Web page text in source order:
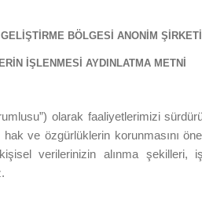
BÖLGESİ ANONİM ŞİRKETİ
İŞLENMESİ AYDINLATMA METNİ
olarak faaliyetlerimizi
ve özgürlüklerin korunmasını
verilerinizin alınma